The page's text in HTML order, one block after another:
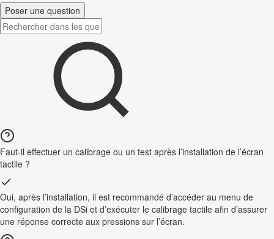
Poser une question
Faut-il effectuer un calibrage ou un test après l’installation de l’écran
tactile ?
Oui, après l’installation, il est recommandé d’accéder au menu de
configuration de la DSi et d’exécuter le calibrage tactile afin d’assurer
une réponse correcte aux pressions sur l’écran.